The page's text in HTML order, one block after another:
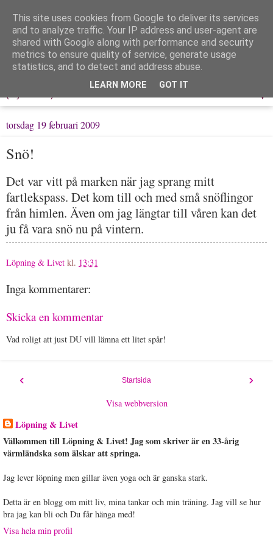
Löpning & Livet
Mitt liv, mina tankar & min träning
▼
torsdag 19 februari 2009
Snö!
Det var vitt på marken när jag sprang mitt
fartlekspass. Det kom till och med små snöflingor
från himlen. Även om jag längtar till våren kan det
ju få vara snö nu på vintern.
Löpning & Livet kl. 13:31
Inga kommentarer:
Skicka en kommentar
Vad roligt att just DU vill lämna ett litet spår!
‹ ›
Startsida
Visa webbversion
Löpning & Livet
Välkommen till Löpning & Livet! Jag som skriver är en 33-årig
värmländska som älskar att springa.
Jag lever löpning men gillar även yoga och är ganska stark.
Detta är en blogg om mitt liv, mina tankar och min träning. Jag vill se hur
bra jag kan bli och Du får hänga med!
Visa hela min profil
This site uses cookies from Google to deliver its services
and to analyze traffic. Your IP address and user-agent are
shared with Google along with performance and security
metrics to ensure quality of service, generate usage
statistics, and to detect and address abuse.
LEARN MORE GOT IT